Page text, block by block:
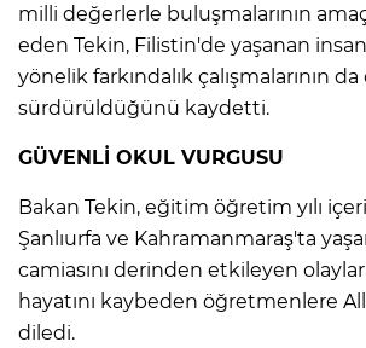
milli değerlerle buluşmalarının
eden Tekin, Filistin'de yaşanan
yönelik farkındalık çalışmalarının
sürdürüldüğünü kaydetti.
GÜVENLİ OKUL VURGUSU
Bakan Tekin, eğitim öğretim yılı
Şanlıurfa ve Kahramanmaraş'ta
camiasını derinden etkileyen
hayatını kaybeden öğretmenlere
diledi.